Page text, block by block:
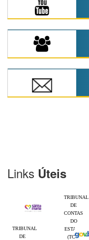
Links Úteis
TRIBUNAL
DE
CONTAS
DO
ESTADO
(TCE-
TRIBUNAL
DE